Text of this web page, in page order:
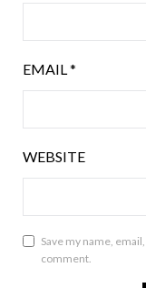
EMAIL *
WEBSITE
Save my name,
comment.